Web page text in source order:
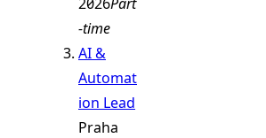
-time
AI &
Automat
ion Lead
Praha